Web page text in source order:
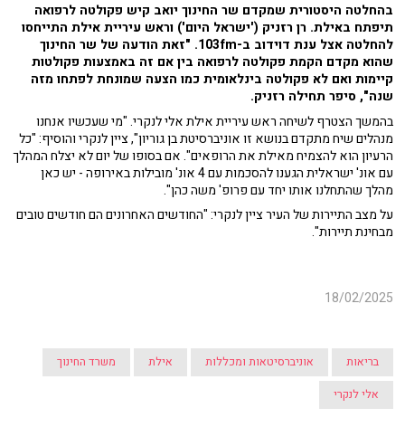
בהחלטה היסטורית שמקדם שר החינוך יואב קיש פקולטה לרפואה
תיפתח באילת. רן רזניק ('ישראל היום') וראש עיריית אילת התייחסו
להחלטה אצל ענת דוידוב ב-103fm. "זאת הודעה של שר החינוך
שהוא מקדם הקמת פקולטה לרפואה בין אם זה באמצעות פקולטות
קיימות ואם לא פקולטה בינלאומית כמו הצעה שמונחת לפתחו מזה
שנה", סיפר תחילה רזניק.
בהמשך הצטרף לשיחה ראש עיריית אילת אלי לנקרי. "מי שעכשיו אנחנו
מנהלים שיח מתקדם בנושא זו אוניברסיטת בן גוריון", ציין לנקרי והוסיף: "כל
הרעיון הוא להצמיח מאילת את הרופאים". אם בסופו של יום לא יצלח המהלך
עם אונ' ישראלית הגענו להסכמות עם 4 אונ' מובילות באירופה - יש כאן
מהלך שהתחלנו אותו יחד עם פרופ' משה כהן".
על מצב התיירות של העיר ציין לנקרי: "החודשים האחרונים הם חודשים טובים
מבחינת תיירות".
18/02/2025
בריאות אוניברסיטאות ומכללות אילת
משרד החינוך
אלי לנקרי